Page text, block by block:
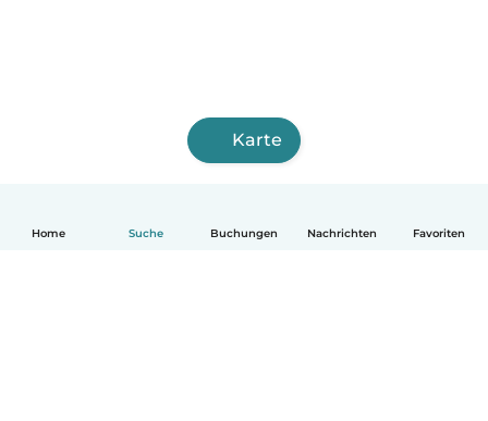
Home Suche Buchungen Nachrichten Favoriten
Karte